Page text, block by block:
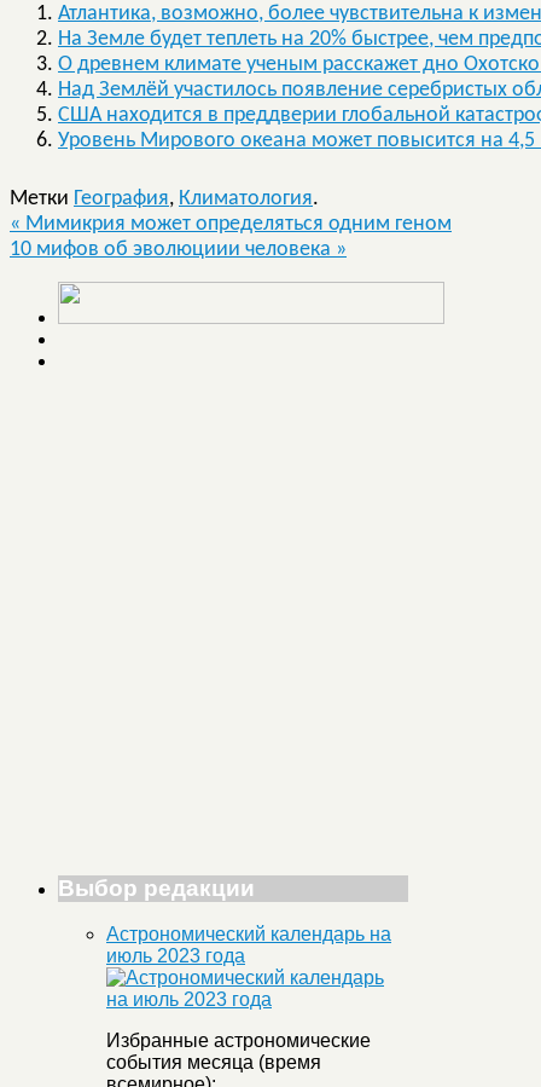
Атлантика, возможно, более чувствительна к
На Земле будет теплеть на 20% быстрее, чем
О древнем климате ученым расскажет дно
Над Землёй участилось появление серебристых
США находится в преддверии глобальной
Уровень Мирового океана может повысится на 4,5
Метки География, Климатология.
« Мимикрия может определяться одним геном
10 мифов об эволюциии человека »
Выбор редакции
Астрономический календарь на
июль 2023 года
Избранные астрономические
события месяца (время